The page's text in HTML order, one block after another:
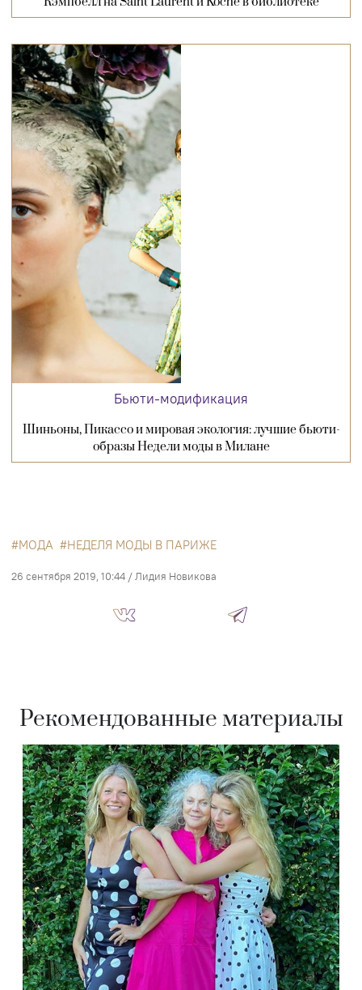
Бьюти-модификация
Шиньоны, Пикассо и мировая экология: лучшие бьюти-
образы Недели моды в Милане
МОДА НЕДЕЛЯ МОДЫ В ПАРИЖЕ
26 сентября 2019, 10:44 /Лидия Новикова
Рекомендованные материалы